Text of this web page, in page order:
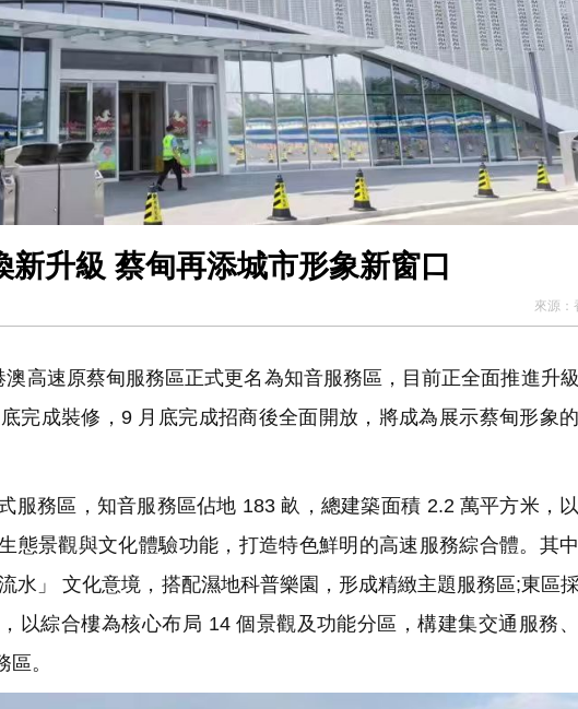
升級 蔡甸再添城市形象新窗口
來源：
高速原蔡甸服務區正式更名為知音服務區，目前正全面推進升
完成裝修，9 月底完成招商後全面開放，將成為展示蔡甸形象
務區，知音服務區佔地 183 畝，總建築面積 2.2 萬平方米，
態景觀與文化體驗功能，打造特色鮮明的高速服務綜合體。其
水」 文化意境，搭配濕地科普樂園，形成精緻主題服務區;東區
以綜合樓為核心布局 14 個景觀及功能分區，構建集交通服務
。